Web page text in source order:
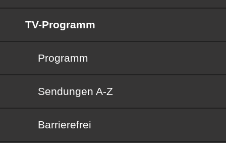
TV-Programm
Programm
Sendungen von A bis Z
Sendungen A-Z
Barrierefrei
Barrierefrei